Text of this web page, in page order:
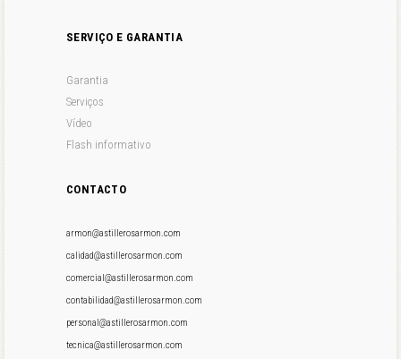
SERVIÇO E GARANTIA
Garantia
Serviços
Vídeo
Flash informativo
CONTACTO
armon@astillerosarmon.com
calidad@astillerosarmon.com
comercial@astillerosarmon.com
contabilidad@astillerosarmon.com
personal@astillerosarmon.com
tecnica@astillerosarmon.com